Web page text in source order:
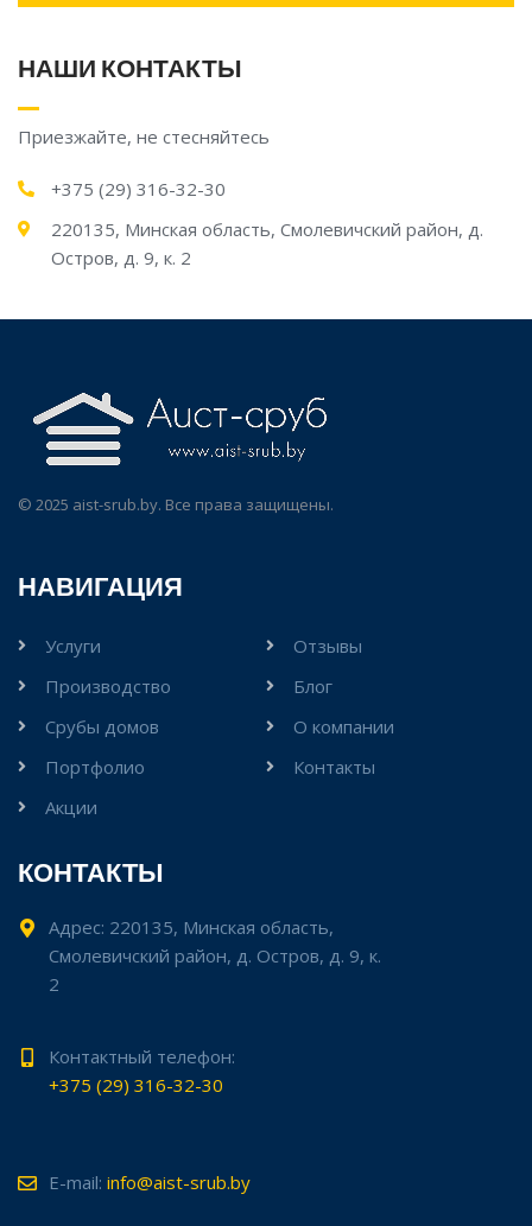
НАШИ КОНТАКТЫ
Приезжайте, не стесняйтесь
+375 (29) 316-32-30
220135, Минская область, Смолевичский район, д.
Остров, д. 9, к. 2
© 2025 aist-srub.by. Все права защищены.
НАВИГАЦИЯ
Услуги
Производство
Срубы домов
Портфолио
Акции
Отзывы
Блог
О компании
Контакты
КОНТАКТЫ
Адрес: 220135, Минская область,
Смолевичский район, д. Остров, д. 9, к.
2
Контактный телефон:
+375 (29) 316-32-30
E-mail: info@aist-srub.by